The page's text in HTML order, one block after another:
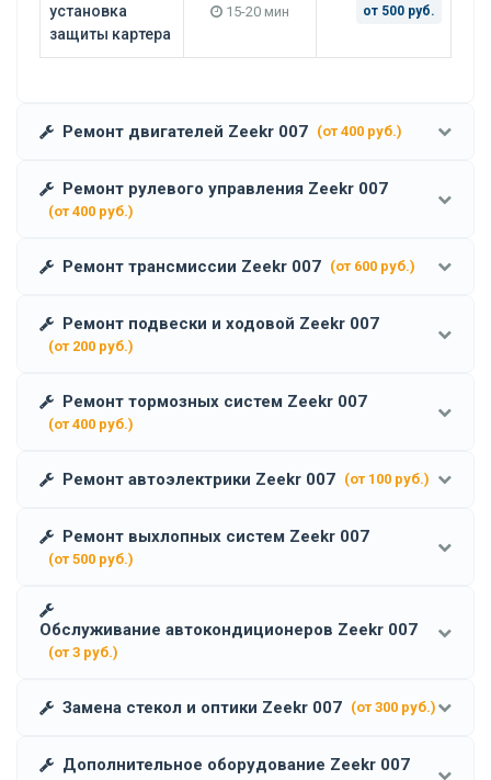
установка
защиты картера
15-20 мин от 500 руб.
Ремонт двигателей Zeekr 007 (от 400 руб.)
Ремонт рулевого управления Zeekr 007
(от 400 руб.)
Ремонт трансмиссии Zeekr 007 (от 600 руб.)
Ремонт подвески и ходовой Zeekr 007
(от 200 руб.)
Ремонт тормозных систем Zeekr 007
(от 400 руб.)
Ремонт автоэлектрики Zeekr 007 (от 100 руб.)
Ремонт выхлопных систем Zeekr 007
(от 500 руб.)
Обслуживание автокондиционеров Zeekr 007
(от 3 руб.)
Замена стекол и оптики Zeekr 007 (от 300 руб.)
Дополнительное оборудование Zeekr 007